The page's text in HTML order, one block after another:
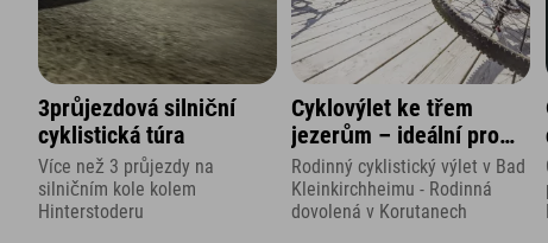
3průjezdová silniční
cyklistická túra
Více než 3 průjezdy na
silničním kole kolem
Hinterstoderu
Cyklovýlet ke třem
jezerům – ideální pro
rodiny s dětmi
Rodinný cyklistický výlet v Bad
Kleinkirchheimu - Rodinná
dovolená v Korutanech